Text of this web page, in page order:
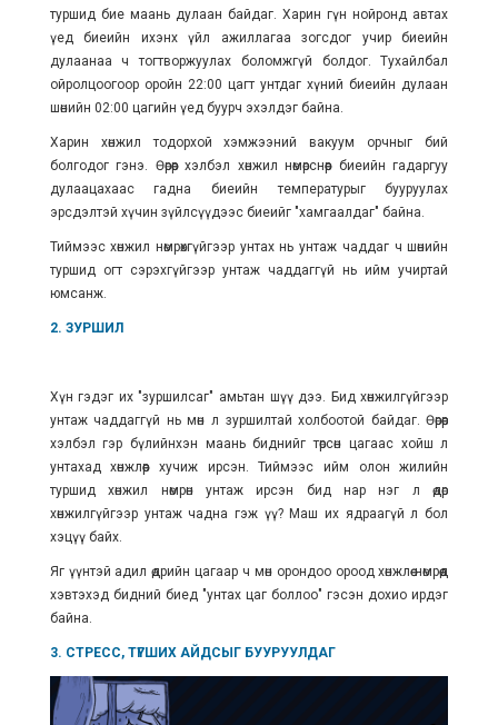
туршид бие маань дулаан байдаг. Харин гүн нойронд автах
үед биеийн ихэнх үйл ажиллагаа зогсдог учир биеийн
дулаанаа ч тогтворжуулах боломжгүй болдог. Тухайлбал
ойролцоогоор оройн 22:00 цагт унтдаг хүний биеийн дулаан
шөнийн 02:00 цагийн үед буурч эхэлдэг байна.
Харин хөнжил тодорхой хэмжээний вакуум орчныг бий
болгодог гэнэ. Өөрөөр хэлбэл хөнжил нөмөрснөөр биеийн гадаргуу
дулаацахаас гадна биеийн температурыг бууруулах
эрсдэлтэй хүчин зүйлсүүдээс биеийг "хамгаалдаг" байна.
Тиймээс хөнжил нөмрөхгүйгээр унтах нь унтаж чаддаг ч шөнийн
туршид огт сэрэхгүйгээр унтаж чаддаггүй нь ийм учиртай
юмсанж.
2. ЗУРШИЛ
Хүн гэдэг их "зуршилсаг" амьтан шүү дээ. Бид хөнжилгүйгээр
унтаж чаддаггүй нь мөн л зуршилтай холбоотой байдаг. Өөрөөр
хэлбэл гэр бүлийнхэн маань биднийг төрсөн цагаас хойш л
унтахад хөнжлөөр хучиж ирсэн. Тиймээс ийм олон жилийн
туршид хөнжил нөмрөн унтаж ирсэн бид нар нэг л өдөр
хөнжилгүйгээр унтаж чадна гэж үү? Маш их ядраагүй л бол
хэцүү байх.
Яг үүнтэй адил өдрийн цагаар ч мөн орондоо ороод хөнжлөө нөмрөөд
хэвтэхэд бидний биед "унтах цаг боллоо" гэсэн дохио ирдэг
байна.
3. СТРЕСС, ТҮГШИХ АЙДСЫГ БУУРУУЛДАГ